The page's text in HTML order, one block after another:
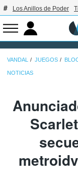
Los Anillos de Poder
VANDAL JUEGOS
NOTICIAS